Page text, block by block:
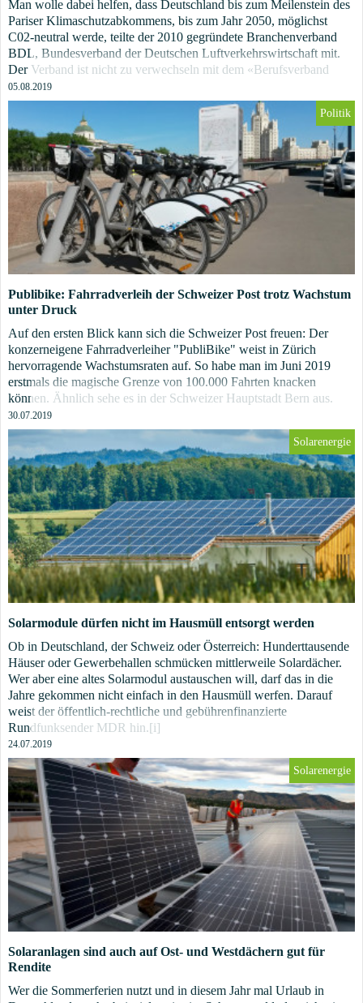
Man wolle dabei helfen, dass Deutschland bis zum Meilenstein des
Pariser Klimaschutzabkommens, bis zum Jahr 2050, möglichst
C02-neutral werde, teilte der 2010 gegründete Branchenverband
BDL, Bundesverband der Deutschen Luftverkehrswirtschaft mit.
Der Verband ist nicht zu verwechseln mit dem «Berufsverband
Deutscher Laborärzte», welcher sich ebenfalls der Abkürzung BDL
bedient. [i]
05.08.2019
Politik
Publibike: Fahrradverleih der Schweizer Post trotz Wachstum
unter Druck
Auf den ersten Blick kann sich die Schweizer Post freuen: Der
konzerneigene Fahrradverleiher "PubliBike" weist in Zürich
hervorragende Wachstumsraten auf. So habe man im Juni 2019
erstmals die magische Grenze von 100.000 Fahrten knacken
können. Ähnlich sehe es in der Schweizer Hauptstadt Bern aus.
Hier seien im Juni gar 140.000 Fahrten zu verbuchen gewesen.
Hilfreich dürfte sicherlich das gute Wetter gewesen sein.
30.07.2019
Solarenergie
Solarmodule dürfen nicht im Hausmüll entsorgt werden
Ob in Deutschland, der Schweiz oder Österreich: Hunderttausende
Häuser oder Gewerbehallen schmücken mittlerweile Solardächer.
Wer aber eine altes Solarmodul austauschen will, darf das in die
Jahre gekommen nicht einfach in den Hausmüll werfen. Darauf
weist der öffentlich-rechtliche und gebührenfinanzierte
Rundfunksender MDR hin.[i]
24.07.2019
Solarenergie
Solaranlagen sind auch auf Ost- und Westdächern gut für
Rendite
Wer die Sommerferien nutzt und in diesem Jahr mal Urlaub in